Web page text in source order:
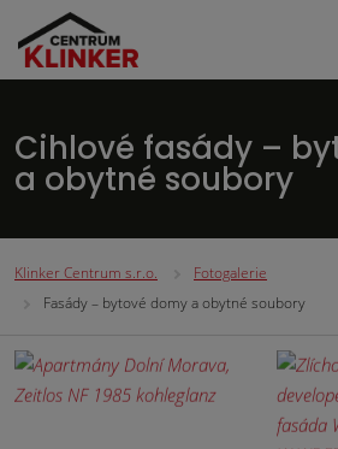
Cihlové fasády –
a obytné soubory
Klinker Centrum s.r.o.
Fotogalerie
Fasády – bytové domy a obytné soubory